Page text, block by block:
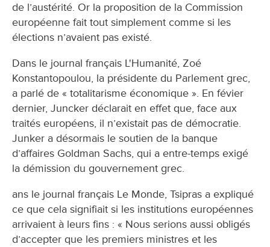
de l’austérité. Or la proposition de la Commission
européenne fait tout simplement comme si les
élections n’avaient pas existé.
Dans le journal français L'Humanité, Zoé
Konstantopoulou, la présidente du Parlement grec,
a parlé de « totalitarisme économique ». En févier
dernier, Juncker déclarait en effet que, face aux
traités européens, il n’existait pas de démocratie.
Junker a désormais le soutien de la banque
d’affaires Goldman Sachs, qui a entre-temps exigé
la démission du gouvernement grec.
ans le journal français Le Monde, Tsipras a expliqué
ce que cela signifiait si les institutions européennes
arrivaient à leurs fins : « Nous serions aussi obligés
d’accepter que les premiers ministres et les